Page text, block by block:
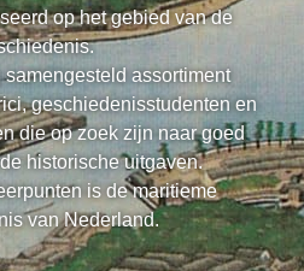
op het gebied van de
assortiment
geschiedenisstudenten en
die op zoek zijn naar goed
historische uitgaven.
is de maritieme
van Nederland.